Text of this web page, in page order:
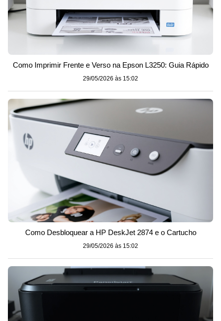
Como Imprimir Frente e Verso na Epson L3250: Guia Rápido
29/05/2026 às 15:02
Como Desbloquear a HP DeskJet 2874 e o Cartucho
29/05/2026 às 15:02